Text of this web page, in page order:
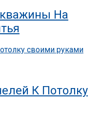
На
К Потолку